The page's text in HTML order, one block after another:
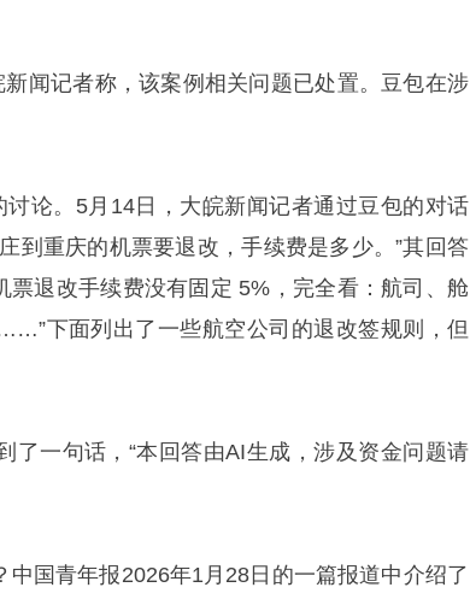
闻记者称，该案例相关问题已处置。豆包在涉
讨论。5月14日，大皖新闻记者通过豆包的对话
到重庆的机票要退改，手续费是多少。”其回答
退改手续费没有固定 5%，完全看：航司、舱
下面列出了一些航空公司的退改签规则，但
了一句话，“本回答由AI生成，涉及资金问题请
中国青年报2026年1月28日的一篇报道中介绍了